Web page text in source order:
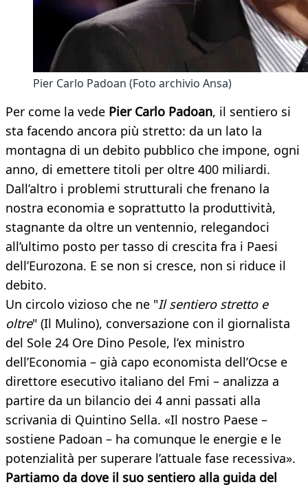
Pier Carlo Padoan (Foto archivio Ansa)
Per come la vede Pier Carlo Padoan, il sentiero si
sta facendo ancora più stretto: da un lato la
montagna di un debito pubblico che impone, ogni
anno, di emettere titoli per oltre 400 miliardi.
Dall’altro i problemi strutturali che frenano la
nostra economia e soprattutto la produttività,
stagnante da oltre un ventennio, relegandoci
all’ultimo posto per tasso di crescita fra i Paesi
dell’Eurozona. E se non si cresce, non si riduce il
debito.
Un circolo vizioso che ne "Il sentiero stretto e
oltre" (Il Mulino), conversazione con il giornalista
del Sole 24 Ore Dino Pesole, l’ex ministro
dell’Economia – già capo economista dell’Ocse e
direttore esecutivo italiano del Fmi – analizza a
partire da un bilancio dei 4 anni passati alla
scrivania di Quintino Sella. «Il nostro Paese –
sostiene Padoan – ha comunque le energie e le
potenzialità per superare l’attuale fase recessiva».
Partiamo da dove il suo sentiero alla guida del